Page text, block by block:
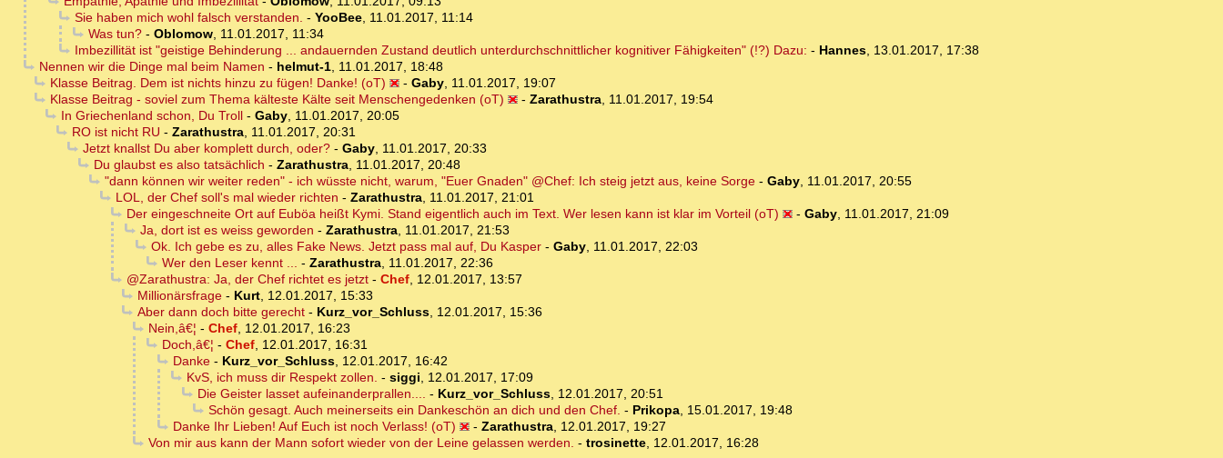
Sie haben mich wohl falsch verstanden. - YooBee, 11.01.2017, 11:14
Was tun?- Oblomow, 11.01.2017, 11:34
Imbezillität ist "geistige Behinderung ... andauernden Zustand deutlich unterdurchschnittlicher kognitiver Fähigkeiten" (!?) Dazu: - Hannes, 13.01.2017, 17:38
Nennen wir die Dinge mal beim Namen - helmut-1, 11.01.2017, 18:48
Klasse Beitrag. Dem ist nichts hinzu zu fügen! Danke! (oT)
- Gaby, 11.01.2017, 19:07
Klasse Beitrag - soviel zum Thema kälteste Kälte seit Menschengedenken (oT)
- Zarathustra, 11.01.2017, 19:54
In Griechenland schon, Du Troll- Gaby, 11.01.2017, 20:05
RO ist nicht RU - Zarathustra, 11.01.2017, 20:31
Jetzt knallst Du aber komplett durch, oder?- Gaby, 11.01.2017, 20:33
Du glaubst es also tatsächlich - Zarathustra, 11.01.2017, 20:48
"dann können wir weiter reden" - ich wüsste nicht, warum, "Euer Gnaden" @Chef: Ich steig jetzt aus, keine Sorge- Gaby, 11.01.2017, 20:55
LOL, der Chef soll's mal wieder richten - Zarathustra, 11.01.2017, 21:01
Der eingeschneite Ort auf Euböa heißt Kymi. Stand eigentlich auch im Text. Wer lesen kann ist klar im Vorteil (oT)
- Gaby, 11.01.2017, 21:09
Ja, dort ist es weiss geworden - Zarathustra, 11.01.2017, 21:53
Ok. Ich gebe es zu, alles Fake News. Jetzt pass mal auf, Du Kasper- Gaby, 11.01.2017, 22:03
Wer den Leser kennt ... - Zarathustra, 11.01.2017, 22:36
@Zarathustra: Ja, der Chef richtet es jetzt- Chef, 12.01.2017, 13:57
Millionärsfrage- Kurt, 12.01.2017, 15:33
Aber dann doch bitte gerecht- Kurz_vor_Schluss, 12.01.2017, 15:36
Nein,â€¦ - Chef, 12.01.2017, 16:23
Doch,â€¦ - Chef, 12.01.2017, 16:31
Danke- Kurz_vor_Schluss, 12.01.2017, 16:42
KvS, ich muss dir Respekt zollen. - siggi, 12.01.2017, 17:09
Die Geister lasset aufeinanderprallen.... - Kurz_vor_Schluss, 12.01.2017, 20:51
Schön gesagt. Auch meinerseits ein Dankeschön an dich und den Chef. - Prikopa, 15.01.2017, 19:48
Danke Ihr Lieben! Auf Euch ist noch Verlass! (oT)
- Zarathustra, 12.01.2017, 19:27
Von mir aus kann der Mann sofort wieder von der Leine gelassen werden. - trosinette, 12.01.2017, 16:28